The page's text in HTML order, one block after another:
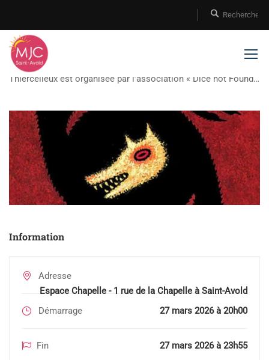
Soirée Loup garou
Soirée Loup garou de Thiercelieux une soirée Loup garou de
Thiercelieux est organisée par l’association « Dice not Found »
L’inscription s’effectue via un Google form. L’association Dice
Not Found cherche …
Information
Adresse
Espace Chapelle - 1 rue de la Chapelle à Saint-Avold
Démarrage
27 mars 2026 à 20h00
Fin 27 mars 2026 à 23h55